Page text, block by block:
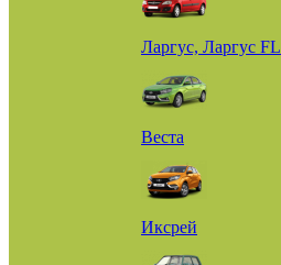
Ларгус, Ларгус FL
Веста
Иксрей